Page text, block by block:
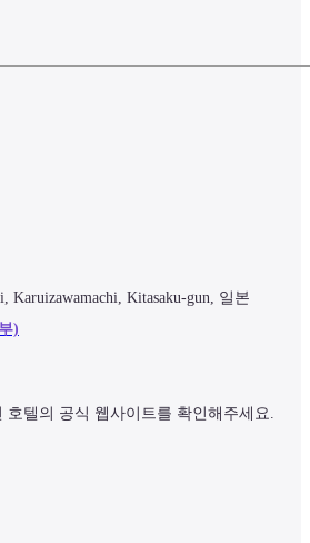
Karuizawamachi, Kitasaku-gun, 일본
)
텔의 공식 웹사이트를 확인해주세요.